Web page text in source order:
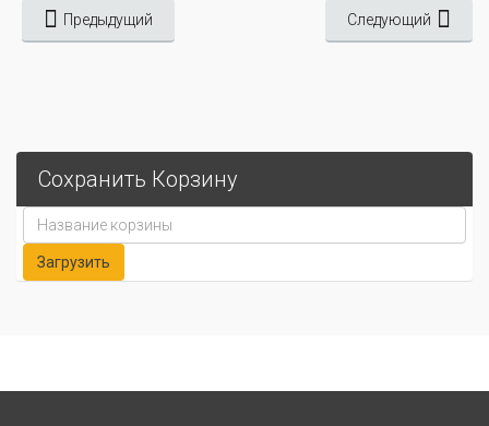
Предыдущий Следующий
Сохранить Корзину